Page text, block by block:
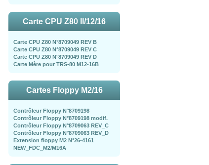
Carte CPU Z80 II/12/16
Carte CPU Z80 N°8709049 REV B
Carte CPU Z80 N°8709049 REV C
Carte CPU Z80 N°8709049 REV D
Carte Mère pour TRS-80 M12-16B
Cartes Floppy M2/16
Contrôleur Floppy N°8709198
Contrôleur Floppy N°8709198 modif.
Contrôleur Floppy N°8709063 REV_C
Contrôleur Floppy N°8709063 REV_D
Extension floppy M2 N°26-4161
NEW_FDC_M2/M16A